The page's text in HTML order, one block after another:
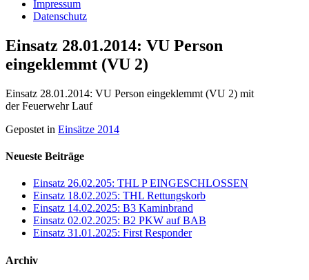
Impressum
Datenschutz
Einsatz 28.01.2014: VU Person
eingeklemmt (VU 2)
Einsatz 28.01.2014: VU Person eingeklemmt (VU 2) mit
der Feuerwehr Lauf
Gepostet in Einsätze 2014
Neueste Beiträge
Einsatz 26.02.205: THL P EINGESCHLOSSEN
Einsatz 18.02.2025: THL Rettungskorb
Einsatz 14.02.2025: B3 Kaminbrand
Einsatz 02.02.2025: B2 PKW auf BAB
Einsatz 31.01.2025: First Responder
Archiv